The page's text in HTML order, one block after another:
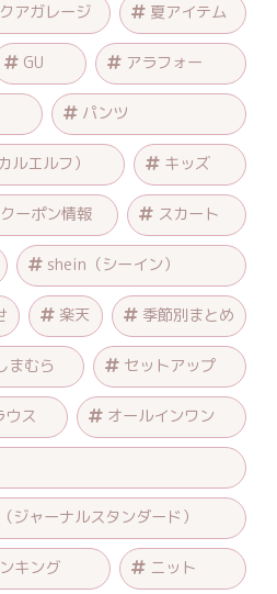
アガレージ 夏アイテム
GU アラフォー
パンツ
エルフ） キッズ
ーポン情報 スカート
shein（シーイン）
楽天 季節別まとめ
まむら セットアップ
ウス オールインワン
ジャーナルスタンダード）
キング ニット